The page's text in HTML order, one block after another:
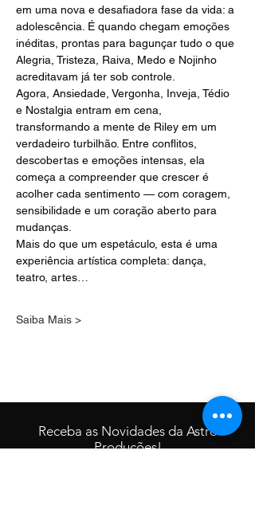
em uma nova e desafiadora fase da vida: a
adolescência. É quando chegam emoções
inéditas, prontas para bagunçar tudo o que
Alegria, Tristeza, Raiva, Medo e Nojinho
acreditavam já ter sob controle.
Agora, Ansiedade, Vergonha, Inveja, Tédio
e Nostalgia entram em cena,
transformando a mente de Riley em um
verdadeiro turbilhão. Entre conflitos,
descobertas e emoções intensas, ela
começa a compreender que crescer é
acolher cada sentimento — com coragem,
sensibilidade e um coração aberto para
mudanças.
Mais do que um espetáculo, esta é uma
experiência artística completa: dança,
teatro, artes…
Saiba Mais >
Receba as Novidades da Astro
Produções!